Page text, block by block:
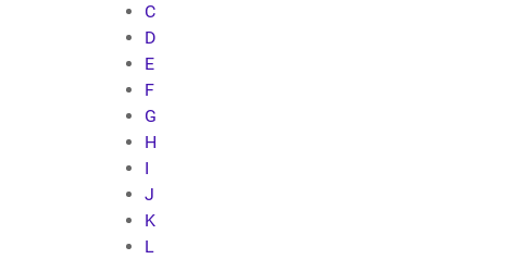
C
D
E
F
G
H
I
J
K
L